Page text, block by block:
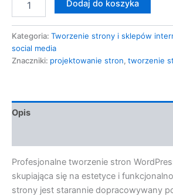
Dodaj do koszyka
Kategoria: Tworzenie strony i sklepów
social media
Znaczniki: projektowanie stron, tworzenie
Opis
Profesjonalne tworzenie stron
skupiająca się na estetyce i
strony jest starannie dopracowywany